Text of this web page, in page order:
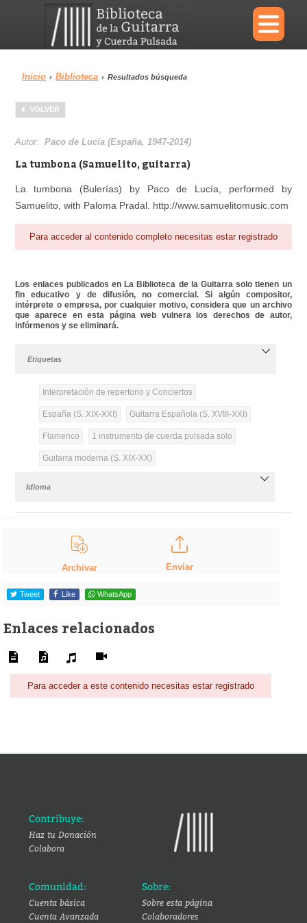
×
Menu
Biblioteca
Área personal Reproductor
Inicio › Biblioteca › Resultados búsqueda
VOLVER
Autor:Paco de Lucía (España, 1947-2014)
La tumbona (Samuelito, guitarra)
La tumbona (Bulerías) by Paco de Lucía, performed by
Samuelito, with Paloma Pradal. http://www.samuelitomusic.com
Para acceder al contenido completo necesitas estar registrado
Los enlaces publicados en La Biblioteca de la Guitarra solo tienen un
fin educativo y de difusión, no comercial. Si algún compositor,
intérprete o empresa, por cualquier motivo, considera que un archivo
que aparece en esta página web vulnera los derechos de autor,
infórmenos y se eliminará.
Etiquetas
Interpretación de repertorio y Conciertos
España (S. XIX-XXI) Guitarra Española (S. XVIII-XXI)
Flamenco 1 instrumento de cuerda pulsada solo
Guitarra moderna (S. XIX-XX)
Idioma
Archivar Enviar
Tweet Like WhatsApp
Enlaces relacionados
Para acceder a este contenido necesitas estar registrado
Contribuye:
Haz tu Donación
Colabora
Comunidad:
Cuenta básica
Cuenta Avanzada
Sobre:
Sobre esta página
Colaboradores